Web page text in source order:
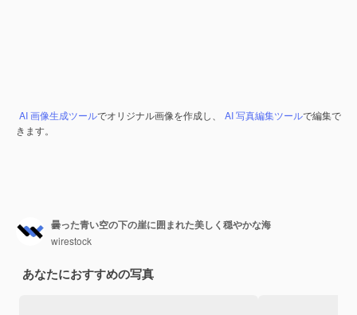
AI 画像生成ツールでオリジナル画像を作成し、 AI 写真編集ツールで編集で
きます。
曇った青い空の下の崖に囲まれた美しく穏やかな海
wirestock
あなたにおすすめの写真